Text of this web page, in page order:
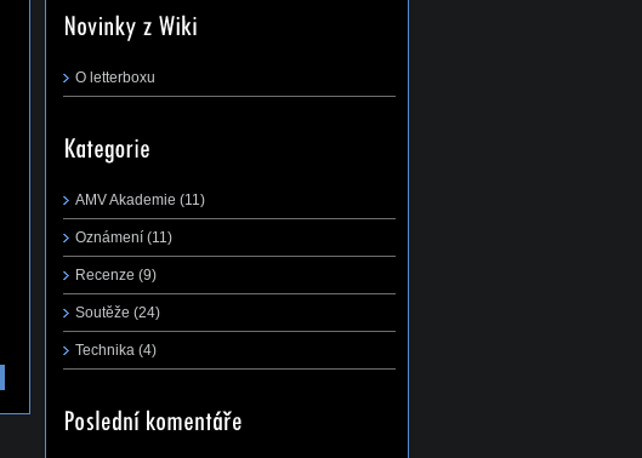
O letterboxu
AMV Akademie (11)
Oznámení (11)
Recenze (9)
Soutěže (24)
Technika (4)